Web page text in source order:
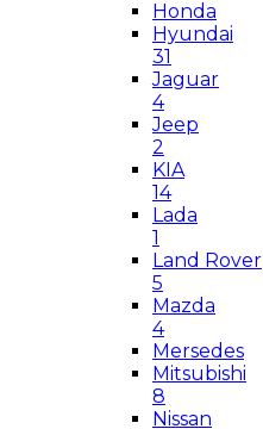
Honda
Hyundai
31
Jaguar
4
Jeep
2
KIA
14
Lada
1
Land Rover
5
Mazda
4
Mersedes
Mitsubishi
8
Nissan